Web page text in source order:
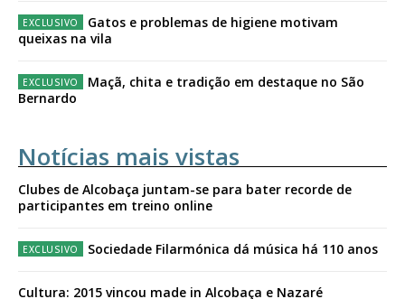
Gatos e problemas de higiene motivam
queixas na vila
Maçã, chita e tradição em destaque no São
Bernardo
Notícias mais vistas
Clubes de Alcobaça juntam-se para bater recorde de
participantes em treino online
Sociedade Filarmónica dá música há 110 anos
Cultura: 2015 vincou made in Alcobaça e Nazaré